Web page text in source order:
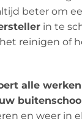
beter om
in te
reinigen of
alle
en weer in